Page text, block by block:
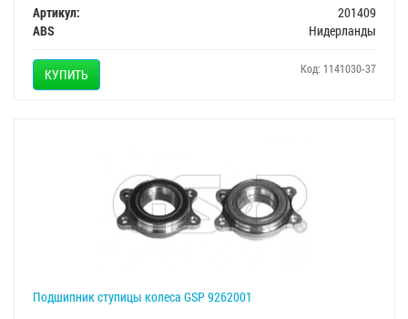
Артикул:
201409
ABS
Нидерланды
КУПИТЬ Код: 1141030-37
Подшипник ступицы колеса GSP 9262001